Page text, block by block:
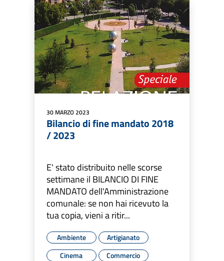
30 MARZO 2023
Bilancio di fine mandato 2018
/ 2023
E' stato distribuito nelle scorse
settimane il BILANCIO DI FINE
MANDATO dell'Amministrazione
comunale: se non hai ricevuto la
tua copia, vieni a ritir...
Ambiente
Artigianato
Cinema
Commercio